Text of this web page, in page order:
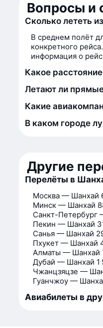
Вопросы и
Сколько лететь
В среднем полёт
конкретного
информация о
Какое
Летают ли
Какие
В каком городе
Другие
Перелёты в
Москва — Шанхай
Минск — Шанхай
Санкт-Петербург
Пекин — Шанхай
Санья — Шанхай
Пхукет — Шанхай
Алматы — Шанхай
Дубай — Шанхай 1
Чжанцзяцзе —
Гуанчжоу —
Авиабилеты в